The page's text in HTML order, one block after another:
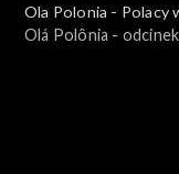
Ola Polonia - Polacy
Brazylii i Ameryce
Olá Polônia -